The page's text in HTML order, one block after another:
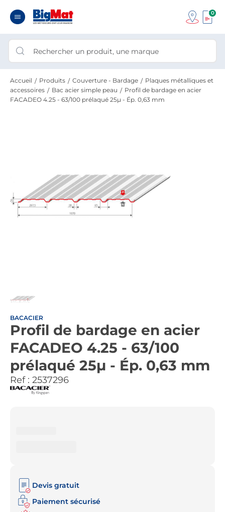
0
Accueil Produits Couverture - Bardage
Plaques métalliques et
accessoires
Bac acier simple peau
Profil de bardage en acier
FACADEO 4.25 - 63/100 prélaqué 25µ - Ép. 0,63 mm
BACACIER
Profil de bardage en acier
FACADEO 4.25 - 63/100
prélaqué 25µ - Ép. 0,63 mm
Ref : 2537296
Devis gratuit
Paiement sécurisé